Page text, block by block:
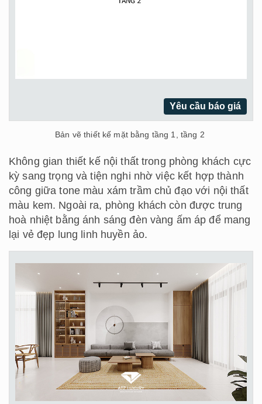
Yêu cầu báo giá
Bản vẽ thiết kế mặt bằng tầng 1, tầng 2
Không gian thiết kế nội thất trong phòng khách cực
kỳ sang trọng và tiện nghi nhờ việc kết hợp thành
công giữa tone màu xám trầm chủ đạo với nội thất
màu kem. Ngoài ra, phòng khách còn được trung
hoà nhiệt bằng ánh sáng đèn vàng ấm áp để mang
lại vẻ đẹp lung linh huyền ảo.